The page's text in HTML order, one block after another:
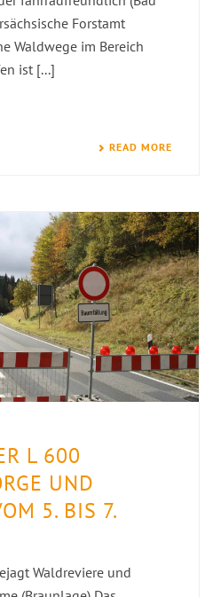
Forstamt
Waldwege im Bereich
ist [...]
READ MORE
L 600
UND
5. BIS 7.
Waldreviere und